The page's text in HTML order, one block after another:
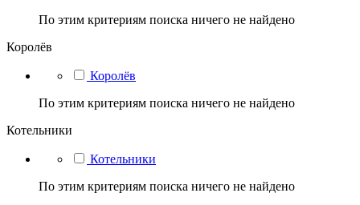
По этим критериям поиска ничего не найдено
Королёв
Королёв
По этим критериям поиска ничего не найдено
Котельники
Котельники
По этим критериям поиска ничего не найдено